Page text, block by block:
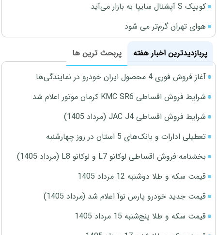
کوییک S آپشنال سایپا به بازار می‌آید
هوای تهران گرم‌تر می شود
پربازدیدترین اخبار هفته
پربحث ترین ها
آغاز فروش فوری 4 محصول ایران خودرو در نمایندگی‌ها
شرایط فروش اقساطی KMC SR6 کرمان موتور اعلام شد
شرایط فروش اقساطی JAC J4 (مرداد 1405)
تعطیلی ادارات و بانک‌های 5 استان در روز چهارشنبه
بخشنامه فروش اقساطی لوکانو L7 و لوکانو L8 (مرداد 1405)
قیمت سکه و طلا دوشنبه 12 مرداد 1405
قیمت جدید خودرو پارس نوآ اعلام شد (مرداد 1405)
قیمت سکه و طلا پنج‌شنبه 15 مرداد 1405